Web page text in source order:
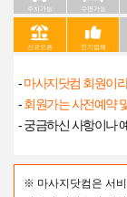
주차가능 수면가능
신규오픈 인기업체
-마사지닷컴 회원이
-회원가는 사전예약
- 궁금하신 사항이나
※ 마사지닷컴은 서